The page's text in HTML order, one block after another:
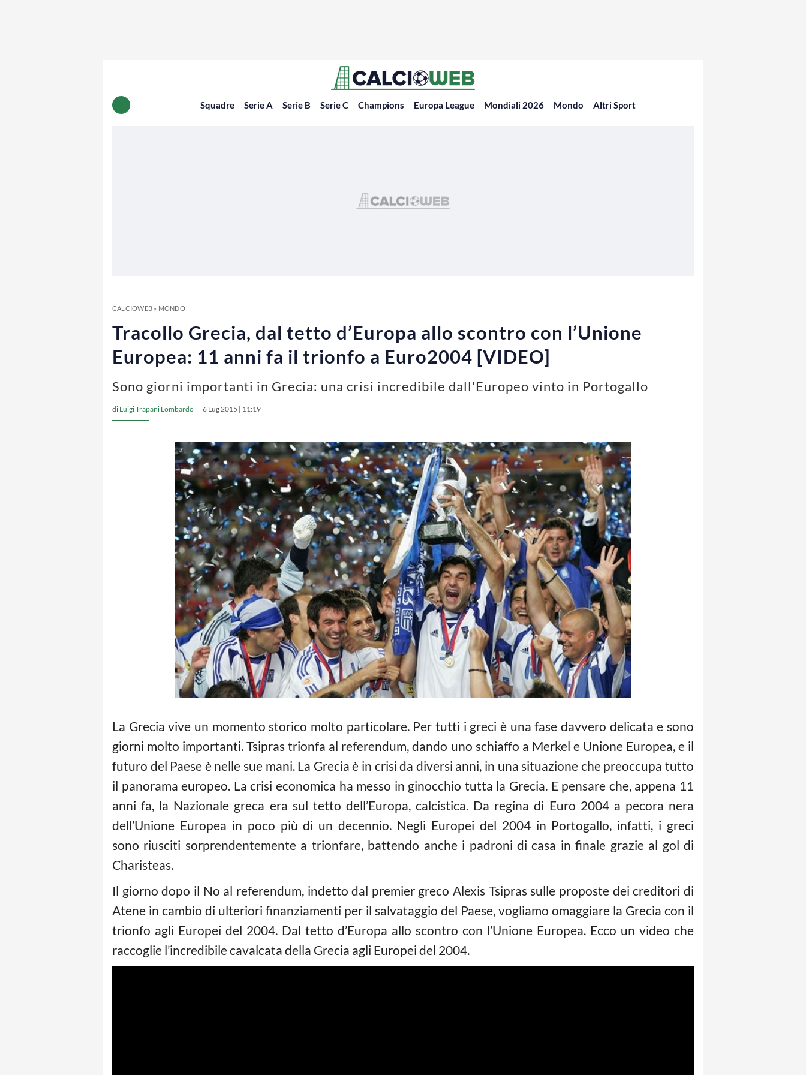
Squadre Serie A Serie B Serie C Champions Europa League Mondiali 2026 Mondo Altri Sport
CALCIOWEB» MONDO
Tracollo Grecia, dal tetto d’Europa allo scontro con l’Unione
Europea: 11 anni fa il trionfo a Euro2004 [VIDEO]
Sono giorni importanti in Grecia: una crisi incredibile dall'Europeo vinto in Portogallo
di Luigi Trapani Lombardo 6 Lug 2015 | 11:19
La Grecia vive un momento storico molto particolare. Per tutti i greci è una fase davvero delicata e sono
giorni molto importanti. Tsipras trionfa al referendum, dando uno schiaffo a Merkel e Unione Europea, e il
futuro del Paese è nelle sue mani. La Grecia è in crisi da diversi anni, in una situazione che preoccupa tutto
il panorama europeo. La crisi economica ha messo in ginocchio tutta la Grecia. E pensare che, appena 11
anni fa, la Nazionale greca era sul tetto dell’Europa, calcistica. Da regina di Euro 2004 a pecora nera
dell’Unione Europea in poco più di un decennio. Negli Europei del 2004 in Portogallo, infatti, i greci
sono riusciti sorprendentemente a trionfare, battendo anche i padroni di casa in finale grazie al gol di
Charisteas.
Il giorno dopo il No al referendum, indetto dal premier greco Alexis Tsipras sulle proposte dei creditori di
Atene in cambio di ulteriori finanziamenti per il salvataggio del Paese, vogliamo omaggiare la Grecia con il
trionfo agli Europei del 2004. Dal tetto d’Europa allo scontro con l’Unione Europea. Ecco un video che
raccoglie l’incredibile cavalcata della Grecia agli Europei del 2004.